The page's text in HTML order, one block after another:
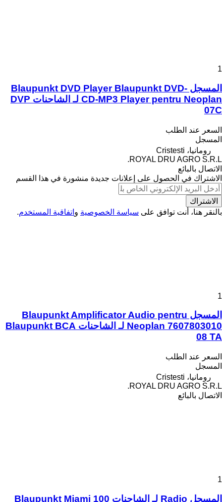
1
المسجل Blaupunkt DVD Player Blaupunkt DVD-
CD-MP3 Player pentru Neoplan لـ الشاحنات DVP
07C
السعر عند الطلب
المسجل
رومانيا، Cristesti
ROYAL DRU AGRO S.R.L.
الاتصال بالبائع
الاشتراك في الحصول على إعلانات جديدة منشورة في هذا القسم
الاشتراك
بالنقر هنا، أنت توافق على سياسة الخصوصية و اتفاقية المستخدم.
1
المسجل Blaupunkt Amplificator Audio pentru
Neoplan 7607803010 لـ الشاحنات Blaupunkt BCA
08 TA
السعر عند الطلب
المسجل
رومانيا، Cristesti
ROYAL DRU AGRO S.R.L.
الاتصال بالبائع
1
المسجل Radio لـ الشاحنات Blaupunkt Miami 100